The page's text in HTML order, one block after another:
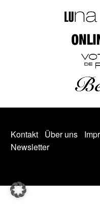
Kontakt Über uns
Newsletter